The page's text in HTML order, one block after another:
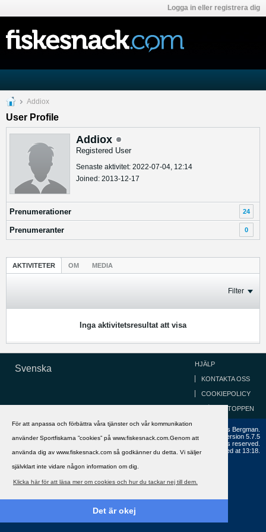
För att anpassa och förbättra våra tjänster och vår kommunikation
använder Sportfiskarna ”cookies” på www.fiskesnack.com.Genom att
använda dig av www.fiskesnack.com så godkänner du detta. Vi säljer
självklart inte vidare någon information om dig.
Klicka här för att läsa mer om cookies och hur du tackar nej till dem.
Det är okej
Logga in eller registrera dig
Addiox
User Profile
Addiox
Registered User
Senaste aktivitet: 2022-07-04, 12:14
Joined: 2013-12-17
Prenumerationer 24
Prenumeranter 0
AKTIVITETER OM MEDIA
Filter
Inga aktivitetsresultat att visa
Svenska HJÄLP
KONTAKTA OSS
COOKIEPOLICY
GÅ TILL TOPPEN
Copyright ©2002 - 2021, FiskeSnack.com. Grundad 2002 av Anders Bergman.
Powered byvBulletin®
Version 5.7.5
Copyright © 2026 MH Sub I, LLC dba vBulletin. All rights reserved.
All times are GMT+1. This page was generated at 13:18.